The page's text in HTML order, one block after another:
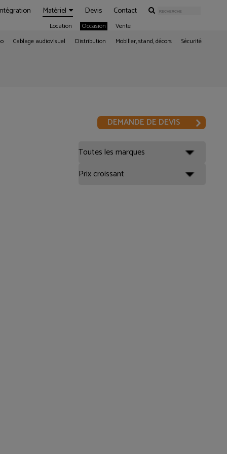
Matériel
Location Occasion Vente
Devis Contact
Cablage audiovisuel Distribution Mobilier, stand, décors Sécurité
DEMANDE DE DEVIS